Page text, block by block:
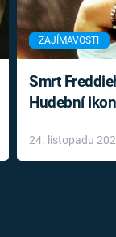
ZAJÍMAVOSTI
Smrt
Hudební
léky
24. listopadu